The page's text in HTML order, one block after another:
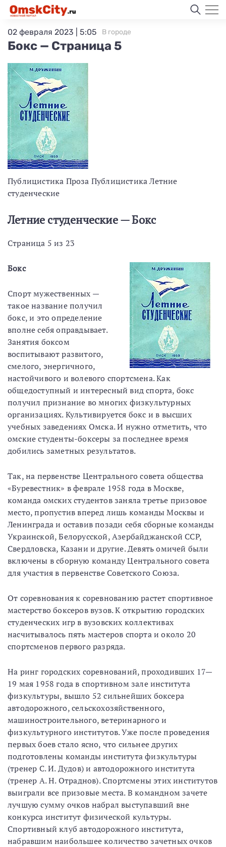
Бокс — Страница 5
02 февраля 2023 | 5:05 В городе
Публицистика Проза Публицистика Летние
студенческие
Летние студенческие — Бокс
Страница 5 из 23
Бокс
Спорт мужественных —
такое название получил
бокс, и это определение
вполне себя оправдывает.
Занятия боксом
воспитывают развитого,
смелого, энергичного,
настойчивого и волевого спортсмена. Как
общедоступный и интересный вид спорта, бокс
получил признание во многих физкультурных
организациях. Культивируется бокс и в высших
учебных заведениях Омска. И нужно отметить, что
омские студенты-боксеры за последнее время
добились заметных результатов.
Так, на первенстве Центрального совета общества
«Буревестник» в феврале 1958 года в Москве,
команда омских студентов заняла третье призовое
место, пропустив вперед лишь команды Москвы и
Ленинграда и оставив позади себя сборные команды
Украинской, Белорусской, Азербайджанской ССР,
Свердловска, Казани и другие. Девять омичей были
включены в сборную команду Центрального совета
для участия в первенстве Советского Союза.
От соревнования к соревнованию растет спортивное
мастерство боксеров вузов. К открытию городских
студенческих игр в вузовских коллективах
насчитывалось пять мастеров спорта и около 20
спортсменов первого разряда.
На ринг городских соревнований, проходивших 17—
19 мая 1958 года в спортивном зале института
физкультуры, вышло 52 сильнейших боксера
автодорожного, сельскохозяйственного,
машиностроительного, ветеринарного и
физкультурного институтов. Уже после проведения
первых боев стало ясно, что сильнее других
подготовлены команды института физкультуры
(тренер С. И. Дудов) и автодорожного института
(тренер А. Н. Отраднов). Спортсмены этих институтов
выиграли все призовые места. В командном зачете
лучшую сумму очков набрал выступавший вне
конкурса институт физической культуры.
Спортивный клуб автодорожного института,
набравшим наибольшее количество зачетных очков